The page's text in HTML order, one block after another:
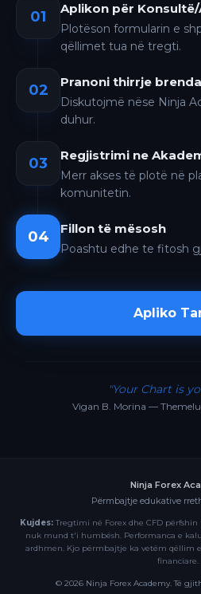
01 Aplikon për
Plotëson formularin e
qëllimet tua në tregti.
02 Pranoni thirrje
Diskutojmë nëse Ninja
duhur.
03 Regjistrimi ne
Merr akses të plotë në
komunitetin.
04 Fillon të mësosh
Poashtu edhe te fitosh
Apliko
"Your Chart is
Vigan B. Morina —
Ninja Forex
Përmbajtje edukative
Kujdes:Tregtimi në Forex dhe CFD përfshin
nuk mund t'i humbësh. Performanca e
ardhmen. Kjo përmbajtje ka vetëm qëllim
financiare.
© 2026Ninja Forex Academy. Të